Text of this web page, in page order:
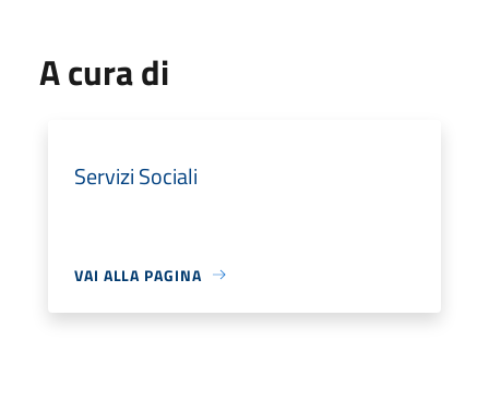
A cura di
Servizi Sociali
VAI ALLA PAGINA